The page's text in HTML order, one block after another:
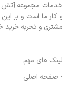
خدمات مجموعه آتش
و کار ما است و بر
مشتری و تجربه
لینک های مهم
- صفحه اصلی